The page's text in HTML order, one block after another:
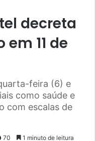
decreta
11 de
feira (6) e
como saúde e
com escalas de
70 1 minuto de leitura